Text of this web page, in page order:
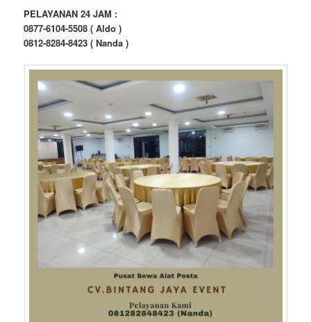
PELAYANAN 24 JAM :
0877-6104-5508 ( Aldo )
0812-8284-8423 ( Nanda )